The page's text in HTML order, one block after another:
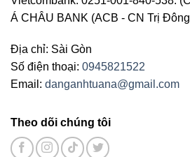
Á CHÂU BANK (ACB - CN Trị
Địa chỉ: Sài Gòn
Số điện thoại: 0945821522
Email: danganhtuana@gmail.com
Theo dõi chúng tôi